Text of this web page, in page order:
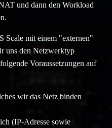
und dann den Workload
Scale mit einem "externen"
uns den Netzwerktyp
Voraussetzungen auf
wir das Netz binden
(IP-Adresse sowie